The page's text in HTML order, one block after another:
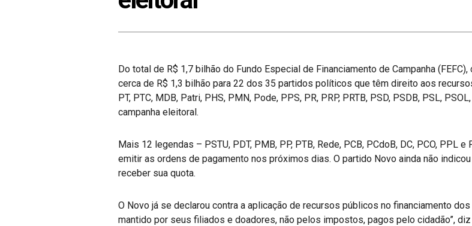
Do total de R$ 1,7 bilhão do Fundo Especial de Financiamento de Campanha
cerca de R$ 1,3 bilhão para 22 dos 35 partidos políticos que têm direito aos
PT, PTC, MDB, Patri, PHS, PMN, Pode, PPS, PR, PRP, PRTB, PSD, PSDB, PSL,
campanha eleitoral.
Mais 12 legendas – PSTU, PDT, PMB, PP, PTB, Rede, PCB, PCdoB, DC, PCO, PPL
emitir as ordens de pagamento nos próximos dias. O partido Novo ainda não
receber sua quota.
O Novo já se declarou contra a aplicação de recursos públicos no financiamento
mantido por seus filiados e doadores, não pelos impostos, pagos pelo cidadão”,